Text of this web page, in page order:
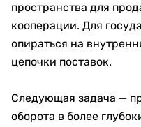
пространства для
кооперации. Для
опираться на
цепочки поставок.
Следующая задача —
оборота в более